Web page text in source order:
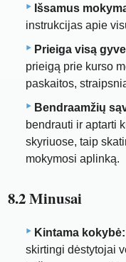
Išsamus
instrukcijas apie
Prieiga visą
prieigą prie kurso
paskaitos,
Bendraamžių
bendrauti ir aptarti
skyriuose, taip
mokymosi aplinką.
8.2 Minusai
Kintama kokybė:
skirtingi dėstytojai